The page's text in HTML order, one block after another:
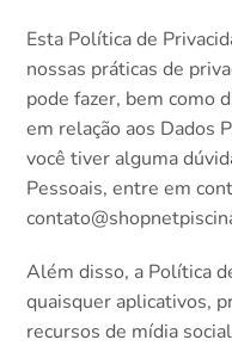
Esta Política de
nossas práticas de
pode fazer, bem como
em relação aos Dados
você tiver alguma
Pessoais, entre em
Além disso, a Política
quaisquer aplicativos,
recursos de mídia